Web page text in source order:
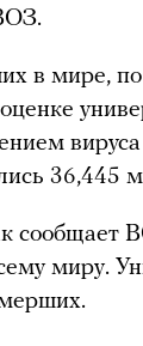
в мире,
36,445
сообщает
миру.